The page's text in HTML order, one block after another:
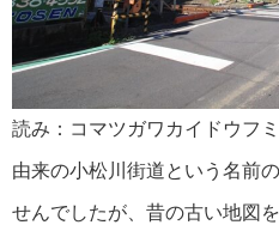
読み：コマツガワカイドウフ
由来の小松川街道という名前
せんでしたが、昔の古い地図